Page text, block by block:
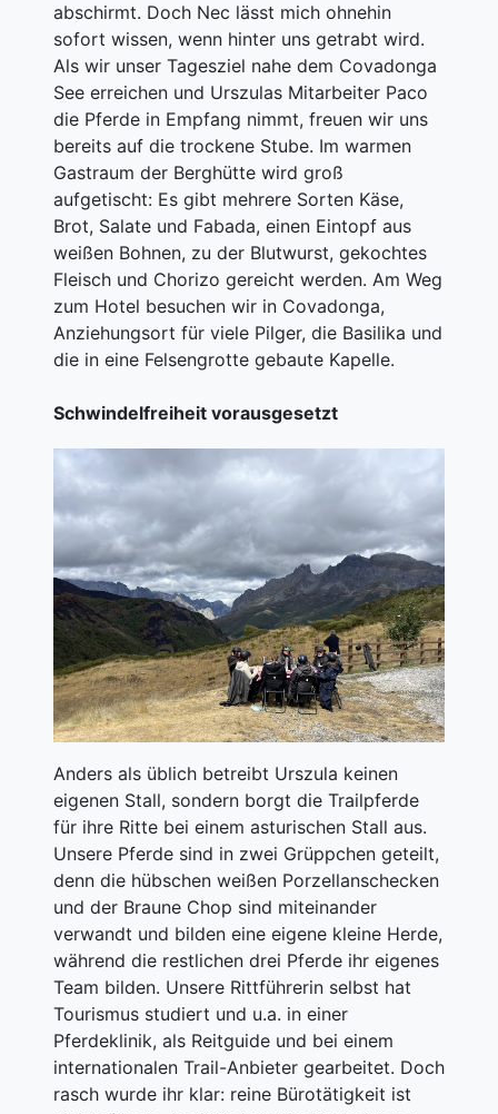
abschirmt. Doch Nec lässt mich ohnehin
sofort wissen, wenn hinter uns getrabt wird.
Als wir unser Tagesziel nahe dem Covadonga
See erreichen und Urszulas Mitarbeiter Paco
die Pferde in Empfang nimmt, freuen wir uns
bereits auf die trockene Stube. Im warmen
Gastraum der Berghütte wird groß
aufgetischt: Es gibt mehrere Sorten Käse,
Brot, Salate und Fabada, einen Eintopf aus
weißen Bohnen, zu der Blutwurst, gekochtes
Fleisch und Chorizo gereicht werden. Am Weg
zum Hotel besuchen wir in Covadonga,
Anziehungsort für viele Pilger, die Basilika und
die in eine Felsengrotte gebaute Kapelle.
Schwindelfreiheit vorausgesetzt
Anders als üblich betreibt Urszula keinen
eigenen Stall, sondern borgt die Trailpferde
für ihre Ritte bei einem asturischen Stall aus.
Unsere Pferde sind in zwei Grüppchen geteilt,
denn die hübschen weißen Porzellanschecken
und der Braune Chop sind miteinander
verwandt und bilden eine eigene kleine Herde,
während die restlichen drei Pferde ihr eigenes
Team bilden. Unsere Rittführerin selbst hat
Tourismus studiert und u.a. in einer
Pferdeklinik, als Reitguide und bei einem
internationalen Trail-Anbieter gearbeitet. Doch
rasch wurde ihr klar: reine Bürotätigkeit ist